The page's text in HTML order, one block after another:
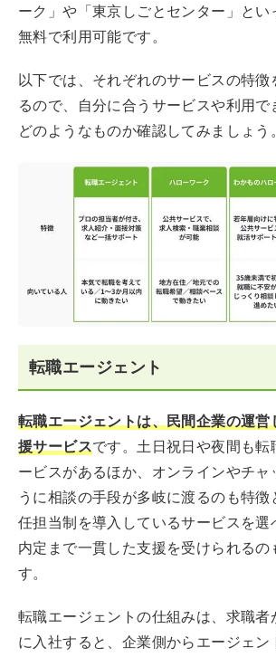
無料で受けられる転職相談に関するFAQ
ーク」や「東京しごとセンター」とい
無料で利用可能です。
以下では、それぞれのサービスの特徴
るので、自分に合うサービスや利用で
どのようなものか確認してみましょう。
転職エージェント
転職エージェントは、民間企業の運営
援サービスです。土日祝日や夜間も転
ービスがあるほか、オンラインやチャ
うに相談の手段が多岐に渡るのも特徴
任担当制を導入しているサービスを選
内定まで一貫した支援を受けられるの
す。
転職エージェントの仕組みは、求職者
に入社すると、企業側からエージェン